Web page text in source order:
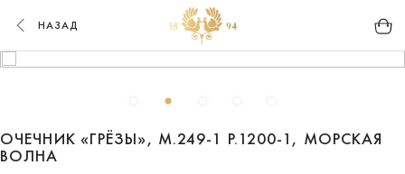
НАЗАД
ОЧЕЧНИК «ГРЁЗЫ», М.249-1 Р.1200-1, МОРСКАЯ
ВОЛНА